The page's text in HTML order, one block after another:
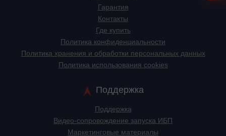
Гарантия
Контакты
Где купить
Политика конфиденциальности
Политика хранения и обработки персональных данных
Политика использования cookies
Поддержка
Поддержка
Видео-сопровождение запуска ИБП
Маркетинговые материалы